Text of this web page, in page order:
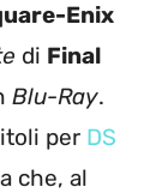
Enix
di Final
Blu-Ray.
per DS
che, al